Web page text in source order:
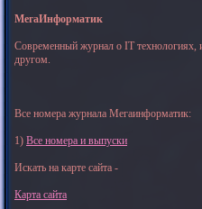
МегаИнформатик
Современный журнал о IT технологиях,
другом.
Все номера журнала Мегаинформатик:
1) Все номера и выпуски
Искать на карте сайта -
Карта сайта